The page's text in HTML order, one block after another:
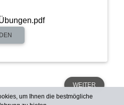
WEITER
um Ihnen die bestmögliche
um Ihnen die bestmögliche